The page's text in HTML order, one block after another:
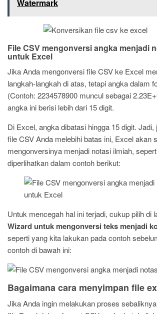
Watermark
File CSV mengonversi angka menjadi
untuk Excel
Jika Anda mengonversi file CSV ke Excel
langkah-langkah di atas, tetapi angka dalam
(Contoh: 2234578900 muncul sebagai
angka ini berisi lebih dari 15 digit.
Di Excel, angka dibatasi hingga 15 digit.
file CSV Anda melebihi batas ini, Excel akan
mengonversinya menjadi notasi ilmiah,
diperlihatkan dalam contoh berikut:
Untuk mencegah hal ini terjadi, cukup pilih di
Wizard untuk mengonversi teks menjadi
seperti yang kita lakukan pada contoh
contoh di bawah ini:
Bagaimana cara menyimpan file
Jika Anda ingin melakukan proses